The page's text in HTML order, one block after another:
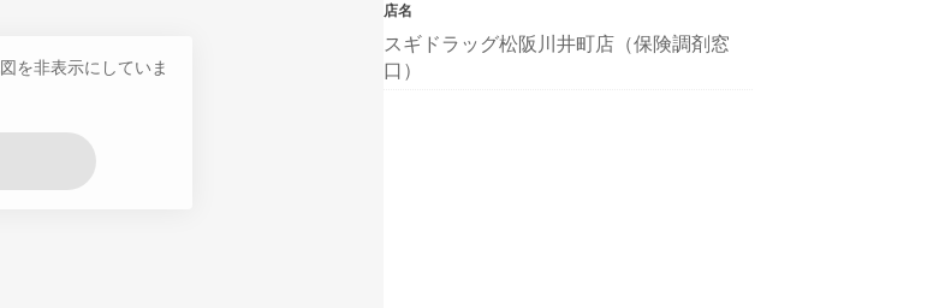
を非表示にしていま
店名
スギドラッグ松阪川井町店（保険調剤窓
口）